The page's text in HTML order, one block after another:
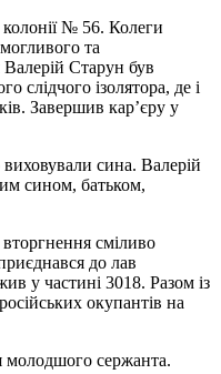
№ 56. Колеги
та
Старун був
слідчого ізолятора, де і
Завершив кар’єру у
сина. Валерій
сином, батьком,
сміливо
до лав
у частині 3018. Разом із
окупантів на
молодшого сержанта.